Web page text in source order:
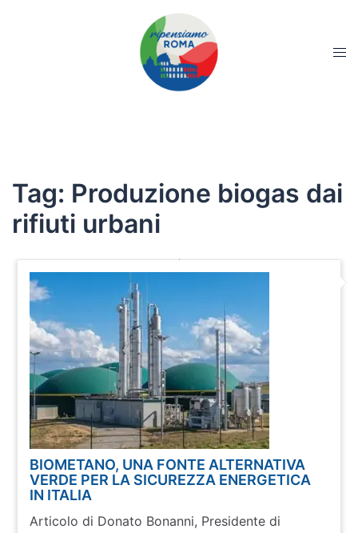
Tag: Produzione biogas dai
rifiuti urbani
BIOMETANO, UNA FONTE ALTERNATIVA
VERDE PER LA SICUREZZA ENERGETICA
IN ITALIA
Articolo di Donato Bonanni, Presidente di